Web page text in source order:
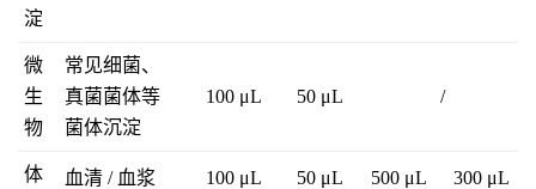
淀
微
生
物
常见细菌、
真菌菌体等
菌体沉淀
100 μL 50 μL /
体
血清 / 血浆 100 μL 50 μL 500 μL 300 μL